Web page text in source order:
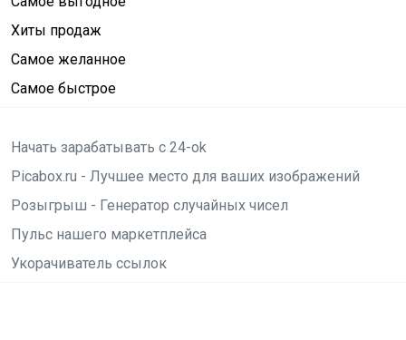
Хиты продаж
Самое желанное
Самое быстрое
Начать зарабатывать с 24-ok
Picabox.ru - Лучшее место для ваших изображений
Розыгрыш - Генератор случайных чисел
Пульс нашего маркетплейса
Укорачиватель ссылок